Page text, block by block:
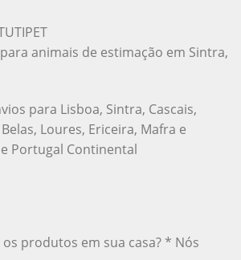
animais de estimação em Sintra,
para Lisboa, Sintra, Cascais,
Loures, Ericeira, Mafra e
Portugal Continental
produtos em sua casa? * Nós